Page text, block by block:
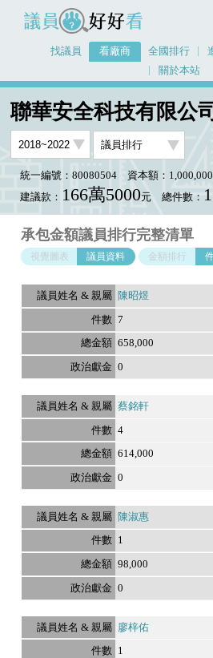
議員好好看
找議員 看廠商 全國排行
關於本站
看廠商
聯華安全科技有限公司
統一編號：80080504
資本額：1,000,000
建議款： 166萬5000元 總件數：
承包金額議員排行完整清單
視覺圖表 議員資料 金額排行
陳昭煜
7
658,000
0
蔡銘軒
4
614,000
0
陳淑惠
1
98,000
0
廖梓佑
1